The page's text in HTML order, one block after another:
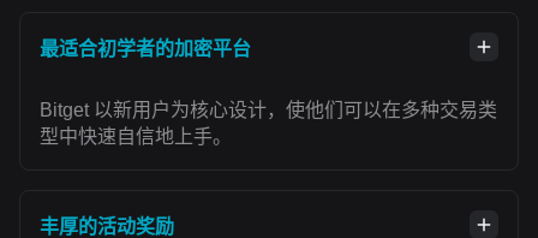
最适合初学者的加密平台
Bitget 以新用户为核心设计，使他们可以在多种交易类
型中快速自信地上手。
丰厚的活动奖励